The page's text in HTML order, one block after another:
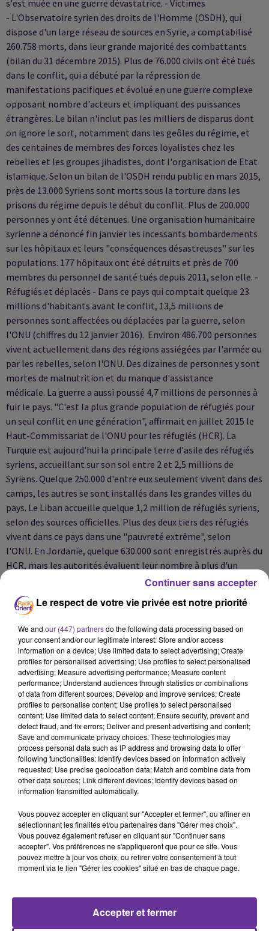
s'est muée en une guerre dévastatrice. - Victimes
- L'Observatoire syrien des droits de l'Homme (OSDH), qui
dispose d'un large réseau de sources en Syrie, a comptabilisé
260.758 morts, dans leur grande majorité des combattants
(bilan du 31 décembre 2015). Plus de 76.000 civils ont été tués
dans le conflit, qui a débuté par la répression de
manifestations pacifiques et évolué en une guerre complexe
opposant nombre d'acteurs et impliquant des puissances
étrangères. Le bilan n'inclut pas les milliers de disparus dont
on ignore le sort, notamment dans les geôles du régime, et
des centaines de membres des forces loyalistes chez les
rebelles et les groupes jihadistes, dont l'organisation de Etat
islamique. Selon un bilan de l'OSDH rendu public en mars 2015,
près de 13.000 Syriens sont morts sous la torture dans les
prisons du régime depuis le début du conflit. Plus de 200.000
personnes y ont été détenues. Une organisation humanitaire
syrienne a dénoncé fin janvier les incessants bombardements
sur les hôpitaux et leurs "conséquences désastreuses" sur les
populations. 177 hôpitaux ont été détruits et près de 700
membres du personnel de santé tués depuis 2011, selon elle. -
Réfugiés et déplacés - Dans ce pays qui comptait quelque 23
millions d'habitants avant le conflit, 13,5 millions de
personnes sont affectées ou déplacées par la guerre, selon
l'ONU (chiffres du 12 janvier 2016). Environ 486.700 personnes
vivent actuellement dans des régions assiégées par l'armée ou
par les rebelles, selon l'ONU. Des dizaines de personnes y sont
mortes de malnutrition et du manque d'assistance
médicale. La guerre a aussi poussé 4,7 millions de personnes à
fuir le pays. "C'est la plus grande population de réfugiés pour
un seul conflit en une génération", affirmait en juillet 2015 le
Haut-Commissariat de l'ONU pour les réfugiés (HCR). La
Turquie est aujourd'hui la principale terre d'asile des réfugiés
syriens, accueillant sur son sol entre 2 et 2,5 millions de
Syriens. Quelque 250.000 d'entre eux seulement vivent dans des
camps, les autres se sont installés dans les grandes villes du
pays. Le Liban accueille quelque 1,2 million de réfugiés syriens,
selon des sources officielles. Plus des deux tiers des réfugiés
vivent dans ce pays dans une "pauvreté extrême", selon
l'ONU. En Jordanie, quelque 630.000 sont enregistrés auprès du
HCR, mais les autorités évaluent leur nombre à plus d'un
million. 225.000 Syriens sont réfugiés en Irak et 137.000 en
Egypte. Les réfugiés font face à la pauvreté, à des problèmes
de santé et des tensions croissantes avec les communautés
conditions extrêmement difficiles. Une grande majorité des
réfugiés syriens se trouvent toujours dans les pays de la
région, mais ils sont de plus en plus nombreux à se rendre en
Europe, à leurs risques et périls, grâce à des réseaux de
passeurs. - Conséquences économiques - Selon des experts, le
conflit a fait revenir trois décennies en arrière l'économie du
pays, privé de quasiment tous ses revenus et dont la majorité
des infrastructures sont détruites. L'économie a connu une
désindustrialisation massive en raison de la fermeture des
entreprises, des faillites, des pillages et des destructions. Les
exportations ont chuté de 90% depuis le début de la révolte,
selon un haut responsable, alors que le pays est soumis à de
sévères sanctions internationales. Selon le ministre du
Pétrole, les pertes directes et indirectes dans le secteur
pétrolier et gazier s'élèvent à 58 milliards de dollars. En mars
2015, une coalition de 130 ONG affirmait que la Syrie vivait
quasiment sans lumières, 83% ne fonctionnant plus en raison
de ses lumières éteintes la nuit. AFP
Le respect de votre vie privée est notre priorité
We and our (447) partnersdo the following data processing based on
your consent and/or our legitimate interest: Store and/or access
information on a device; Use limited data to select advertising; Create
profiles for personalised advertising; Use profiles to select personalised
advertising; Measure advertising performance; Measure content
performance; Understand audiences through statistics or combinations
of data from different sources; Develop and improve services; Create
profiles to personalise content; Use profiles to select personalised
content; Use limited data to select content; Ensure security, prevent and
detect fraud, and fix errors; Deliver and present advertising and content;
Save and communicate privacy choices. These technologies may
process personal data such as IP address and browsing data to offer
following functionalities: Identify devices based on information actively
requested; Use precise geolocation data; Match and combine data from
other data sources; Link different devices; Identify devices based on
information transmitted automatically.
Vous pouvez accepter en cliquant sur "Accepter et fermer", ou affiner en
sélectionnant les finalités et/ou partenaires dans "Gérer mes choix".
Vous pouvez également refuser en cliquant sur "Continuer sans
accepter". Vos préférences ne s'appliqueront que pour ce site. Vous
pouvez mettre à jour vos choix, ou retirer votre consentement à tout
moment via le lien "Gérer les cookies" situé en bas de chaque page.
Accepter et fermer
Continuer sans accepter